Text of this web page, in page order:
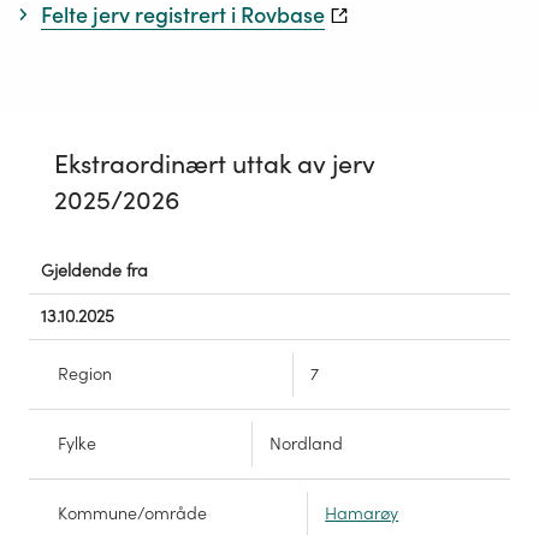
Felte jerv registrert i Rovbase
Ekstraordinært uttak av jerv
2025/2026
Ekstraordinært
uttak
av
jerv
2025/2026
Gjeldende fra
13.10.2025
Region 7
Fylke Nordland
Kommune/område Hamarøy